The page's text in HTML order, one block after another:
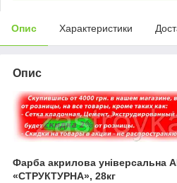
Опис Характеристики
Опис
Фарба акрилова універсальна
«СТРУКТУРНА», 28кг